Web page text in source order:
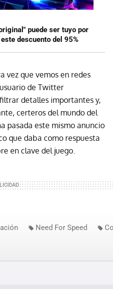
puede ser tuyo por
descuento del 95%
vez que vemos en redes
de Twitter
detalles importantes y,
certeros del mundo del
pasada este mismo anuncio
que daba como respuesta
en clave del juego.
Need For Speed